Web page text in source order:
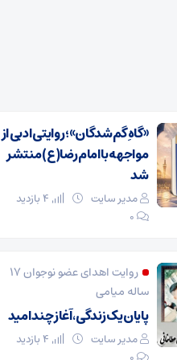
«گاهِ گم‌شدگان»؛ روایتی ادبی از
مواجهه با امام رضا(ع) منتشر
شد
مدیر سایت
۰
روایت اهدای عضو نوجوان ۱۷
ساله میامی
پایان یک زندگی، آغاز چند امید
مدیر سایت